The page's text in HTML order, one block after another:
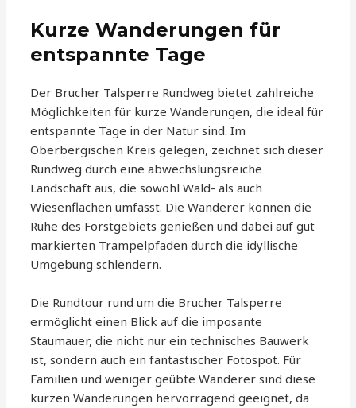
Kurze Wanderungen für
entspannte Tage
Der Brucher Talsperre Rundweg bietet zahlreiche
Möglichkeiten für kurze Wanderungen, die ideal für
entspannte Tage in der Natur sind. Im
Oberbergischen Kreis gelegen, zeichnet sich dieser
Rundweg durch eine abwechslungsreiche
Landschaft aus, die sowohl Wald- als auch
Wiesenflächen umfasst. Die Wanderer können die
Ruhe des Forstgebiets genießen und dabei auf gut
markierten Trampelpfaden durch die idyllische
Umgebung schlendern.
Die Rundtour rund um die Brucher Talsperre
ermöglicht einen Blick auf die imposante
Staumauer, die nicht nur ein technisches Bauwerk
ist, sondern auch ein fantastischer Fotospot. Für
Familien und weniger geübte Wanderer sind diese
kurzen Wanderungen hervorragend geeignet, da